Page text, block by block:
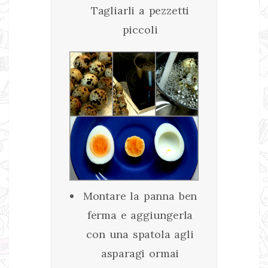
Tagliarli a pezzetti
piccoli
Montare la panna ben
ferma e aggiungerla
con una spatola agli
asparagi ormai